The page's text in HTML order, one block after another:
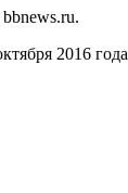
2016 года